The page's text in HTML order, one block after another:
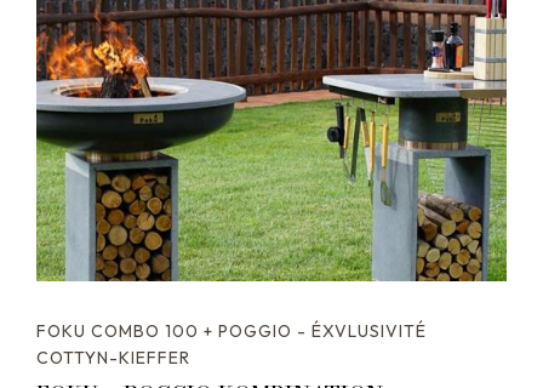
FOKU COMBO 100 + POGGIO - ÉXVLUSIVITÉ
COTTYN-KIEFFER